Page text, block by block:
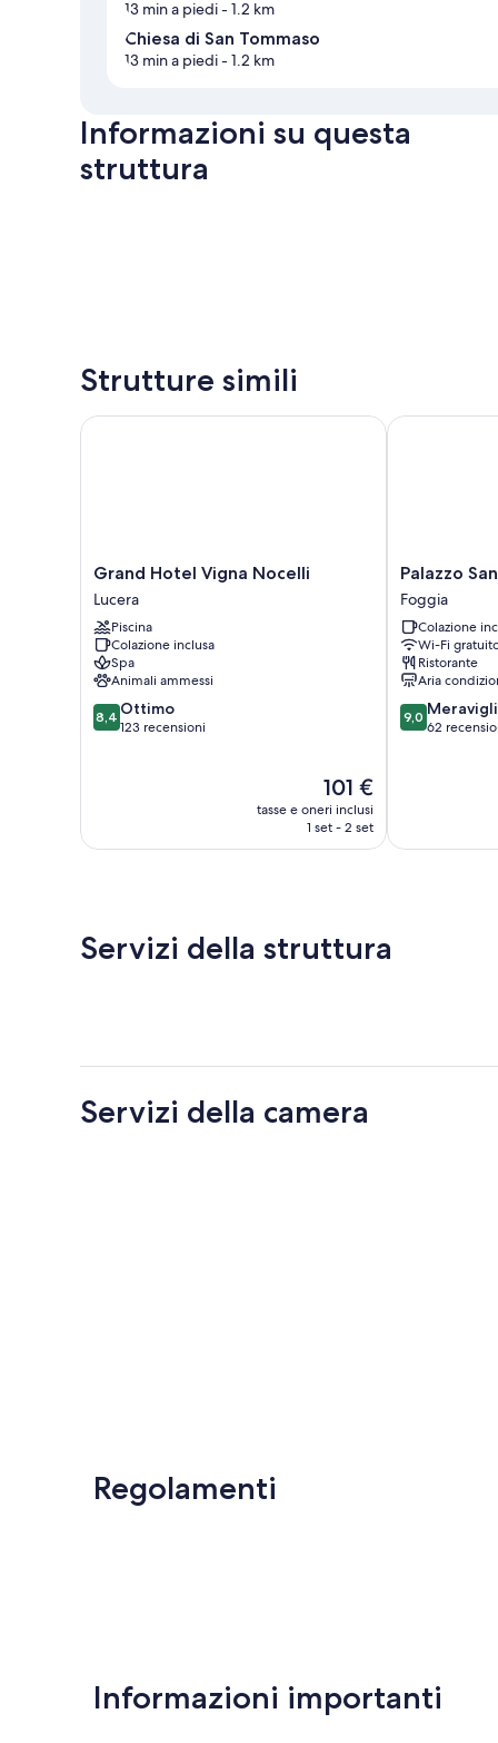
13 min a piedi- 1.2 km
Chiesa di San Tommaso
13 min a piedi- 1.2 km
Informazioni su questa
struttura
Strutture simili
Grand
Hotel
Vigna
Nocelli
Lucera
Grand Hotel Vigna Nocelli
Lucera
Piscina
Colazione inclusa
Spa
Animali ammessi
8.4
su
8,4 Ottimo
123 recensioni
Il
prezzo
attuale
101 €
tasse e oneri inclusi
1 set - 2 set
Grand Hotel Vigna Nocelli
Palazzo
Sant'Elena
Foggia
Palazzo
Foggia
Colazione
Wi-Fi
Ristorante
Aria
9.0
su
9,0
62
Palazzo
Servizi della struttura
Servizi della camera
Regolamenti
Informazioni importanti